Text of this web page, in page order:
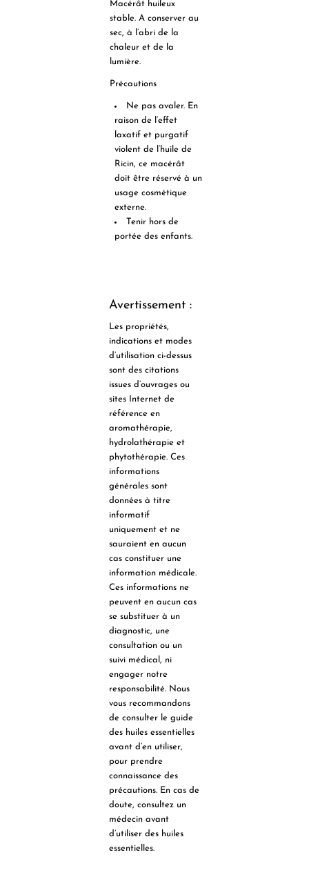
Macérât huileux
stable. A conserver au
sec, à l’abri de la
chaleur et de la
lumière.
Précautions
Ne pas avaler. En
raison de l’effet
laxatif et purgatif
violent de l’huile de
Ricin, ce macérât
doit être réservé à un
usage cosmétique
externe.
Tenir hors de
portée des enfants.
Avertissement :
Les propriétés,
indications et modes
d’utilisation ci-dessus
sont des citations
issues d’ouvrages ou
sites Internet de
référence en
aromathérapie,
hydrolathérapie et
phytothérapie. Ces
informations
générales sont
données à titre
informatif
uniquement et ne
sauraient en aucun
cas constituer une
information médicale.
Ces informations ne
peuvent en aucun cas
se substituer à un
diagnostic, une
consultation ou un
suivi médical, ni
engager notre
responsabilité. Nous
vous recommandons
de consulter le guide
des huiles essentielles
avant d’en utiliser,
pour prendre
connaissance des
précautions. En cas de
doute, consultez un
médecin avant
d’utiliser des huiles
essentielles.